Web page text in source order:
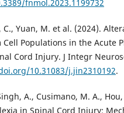
fnmol.2023.1199732
Yuan, M. et al. (2024).
Cell Populations in the Acute
Cord Injury. J Integr
10.31083/j.jin2310192.
A., Cusimano, M. A., Hou,
in Spinal Cord Injury: